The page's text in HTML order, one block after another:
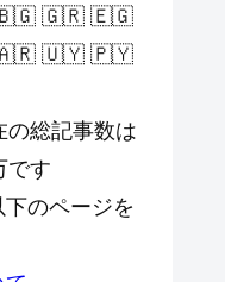
🇬🇷 🇪🇬
🇺🇾 🇵🇾
の総記事数は
です
のページを